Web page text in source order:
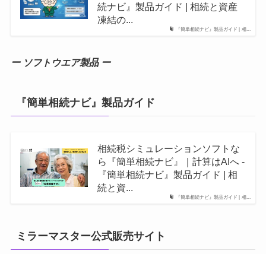
『簡単相続ナビ』製品ガイド | 相...
続ナビ』製品ガイド | 相続と資産
凍結の...
ー ソフトウエア製品 ー
『簡単相続ナビ』製品ガイド
『簡単相続ナビ』製品ガイド | 相...
相続税シミュレーションソフトな
ら『簡単相続ナビ』｜計算はAIへ -
『簡単相続ナビ』製品ガイド | 相
続と資...
ミラーマスター公式販売サイト